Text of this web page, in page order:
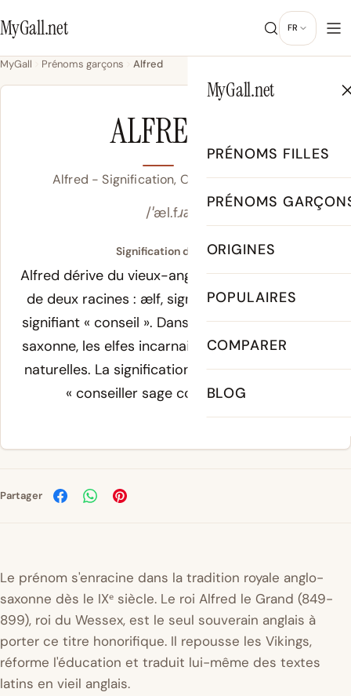
MyGall.net FR
MyGall.net
PRÉNOMS FILLES
PRÉNOMS
ORIGINES
POPULAIRES
COMPARER
BLOG
MyGall Prénoms garçons Alfred
ALFRED
Alfred - Signification, Origine & Popularité
/ˈæl.fɹəd/
Signification de Alfred :
Alfred dérive du vieux-anglaisÆlfræd, composé
de deux racines : ælf, signifiant « elfe », et
signifiant « conseil ». Dans la cosmologie anglo-
saxonne, les elfes incarnaient sagesse et forces
naturelles. La signification du prénom est donc
« conseiller sage comme un elfe ».
Partager
Le prénom s'enracine dans la tradition royale anglo-
saxonne dès le IXᵉ siècle. Le roi Alfred le Grand (849-
899), roi du Wessex, est le seul souverain anglais à
porter ce titre honorifique. Il repousse les Vikings,
réforme l'éducation et traduit lui-même des textes
latins en vieil anglais.